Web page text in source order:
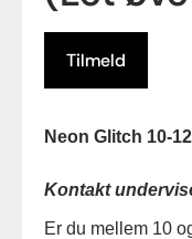
Tilmeld
Neon Glitch 10-
Kontakt
Er du mellem 10